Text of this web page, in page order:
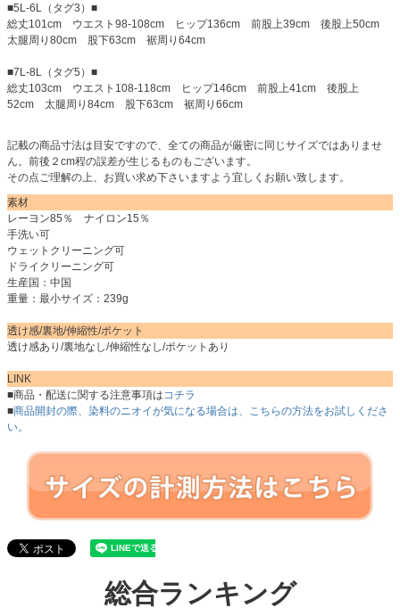
■5L-6L（タグ3）■
総丈101cm ウエスト98-108cm ヒップ136cm 前股上39cm 後股上50cm
太腿周り80cm 股下63cm 裾周り64cm
■7L-8L（タグ5）■
総丈103cm ウエスト108-118cm ヒップ146cm 前股上41cm 後股上
52cm 太腿周り84cm 股下63cm 裾周り66cm
記載の商品寸法は目安ですので、全ての商品が厳密に同じサイズではありませ
ん。前後２cm程の誤差が生じるものもございます。
その点ご理解の上、お買い求め下さいますよう宜しくお願い致します。
素材
レーヨン85％ ナイロン15％
手洗い可
ウェットクリーニング可
ドライクリーニング可
生産国：中国
重量：最小サイズ：239g
透け感/裏地/伸縮性/ポケット
透け感あり/裏地なし/伸縮性なし/ポケットあり
LINK
■商品・配送に関する注意事項はコチラ
■商品開封の際、染料のニオイが気になる場合は、こちらの方法をお試しくださ
い。
総合ランキング